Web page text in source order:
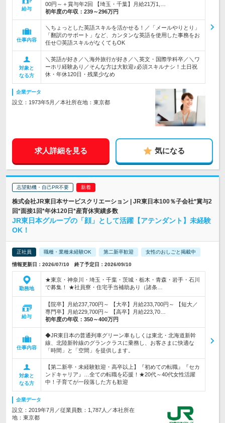
給与
00円～＋賞与年2回 【埼玉・千葉】月給21万1,…
初年度の年収： 239～296万円
仕事内容
＼ちょっとした英語スキルを活かせる！／「メールやりとり」
「翻訳のサポート」など、カンタンな英語を使用した事務をお
任せ◎英語スキルがなくてもOK
対象と
なる方
＼英語が好き／＼海外旅行が好き／＼英文・国際学科卒／＼ワ
ーホリ経験あり／そんな方は大歓迎♪必須スキルナシ！土日祝
休・年休120日・残業少なめ
企業データ
設立：1973年5月／本社所在地：東京都
求人詳細を見る 気になる
志望動機・自己PR不要
株式会社JR東日本サービスクリエーション | JR東日本100％子会社*賞与2
回*面接1回*年休120日*産育休実績多数
JR東日本グループの「顔」として活躍【アテンダント】未経験
OK！
正社員 職種・業種未経験OK 第二新卒歓迎 女性のおしごと掲載中
情報更新日：2026/07/10 終了予定日：2026/09/10
勤務地
★東京・神奈川・埼玉・千葉・茨城・栃木・青森・岩手・石川
で募集！ ★社員寮・住宅手当補助あり（諸条…
給与
【院卒】月給237,700円～ 【大卒】月給233,700円～ 【短大／
専門卒】月給229,700円～ 【高卒】月給223,70…
初年度の年収： 350～400万円
仕事内容
◆JR東日本の普通列車グリーン車もしくは東北・北海道新幹
線、北陸新幹線のグランクラスに乗務し、お客さまに快適な
「時間」と「空間」を提供します。
対象と
なる方
【第二新卒・未経験歓迎・高卒以上】『初めての転職』『セカ
ンドキャリア』…全ての転職を応援！★20代～40代女性活躍
中！子育てが一段落した方も歓迎
企業データ
設立：2019年7月／従業員数：1,787人／本社所在
地：東京都